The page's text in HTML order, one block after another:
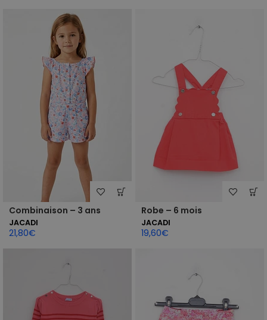
Combinaison – 3 ans
JACADI
21,80€
Robe – 6 mois
JACADI
19,60€